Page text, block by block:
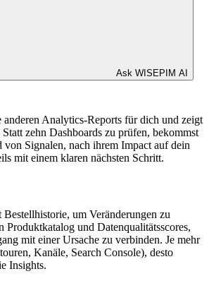
Ask WISEPIM AI
anderen Analytics-Reports für dich und zeigt
zehn Dashboards zu prüfen, bekommst
von Signalen, nach ihrem Impact auf dein
mit einem klaren nächsten Schritt.
Bestellhistorie, um Veränderungen zu
Produktkatalog und Datenqualitätsscores,
mit einer Ursache zu verbinden. Je mehr
Kanäle, Search Console), desto
Insights.